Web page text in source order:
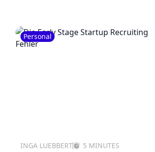
Personal
INGA LUEBBERT 5 MINUTES